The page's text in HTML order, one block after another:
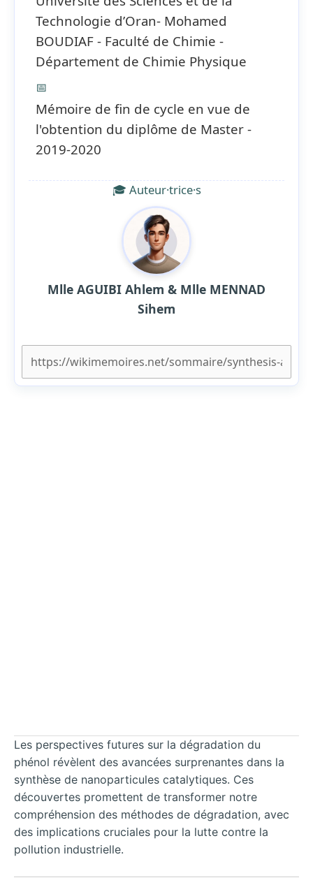
Technologie d’Oran- Mohamed
BOUDIAF - Faculté de Chimie -
Département de Chimie Physique
📅
Mémoire de fin de cycle en vue de
l'obtention du diplôme de Master -
2019-2020
🎓 Auteur·trice·s
Mlle AGUIBI Ahlem & Mlle MENNAD
Sihem
Les perspectives futures sur la dégradation du
phénol révèlent des avancées surprenantes dans la
synthèse de nanoparticules catalytiques. Ces
découvertes promettent de transformer notre
compréhension des méthodes de dégradation, avec
des implications cruciales pour la lutte contre la
pollution industrielle.